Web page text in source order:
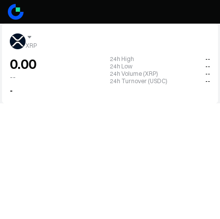
XRP
0.00
--
-
24h High
--
24h Low
--
24h Volume (XRP)
--
24h Turnover (USDC)
--